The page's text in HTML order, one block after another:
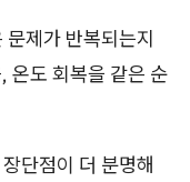
제가 반복되는지
온도 회복을 같은 순
단점이 더 분명해